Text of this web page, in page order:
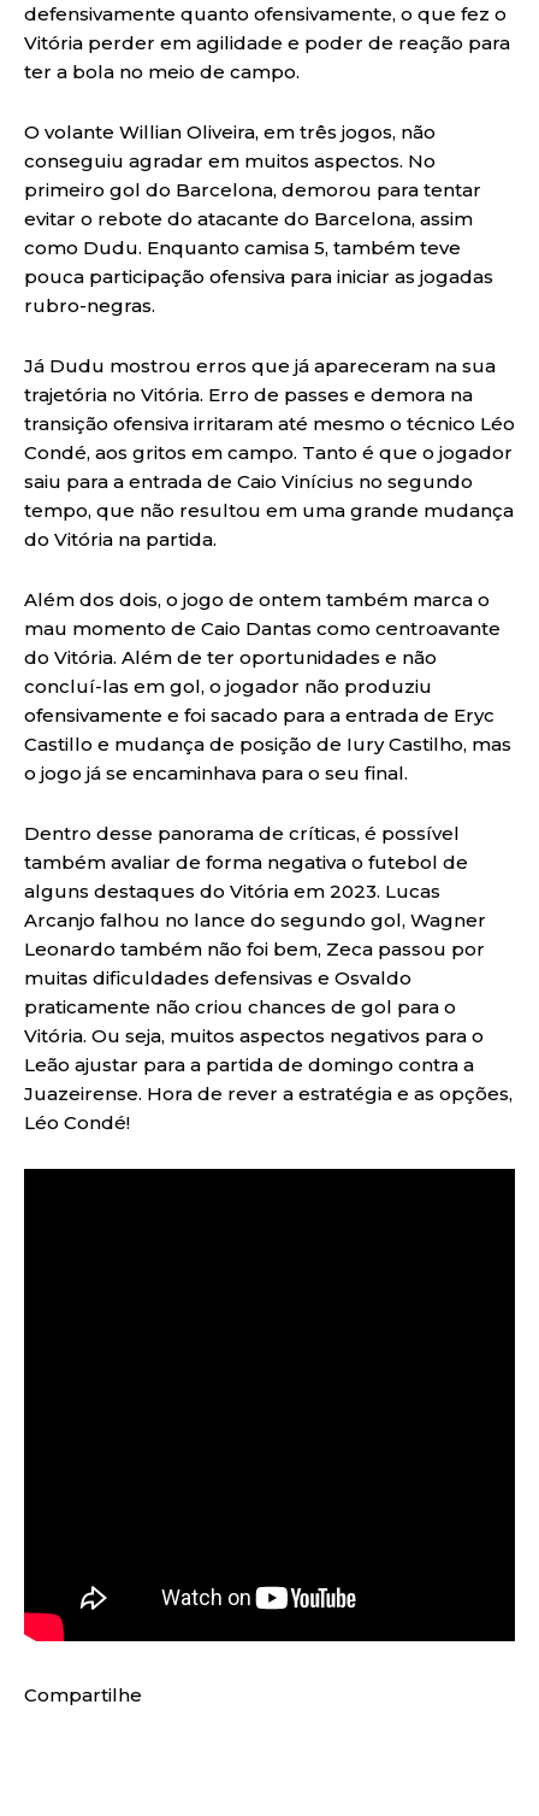
defensivamente quanto ofensivamente, o que fez o
Vitória perder em agilidade e poder de reação para
ter a bola no meio de campo.
O volante Willian Oliveira, em três jogos, não
conseguiu agradar em muitos aspectos. No
primeiro gol do Barcelona, demorou para tentar
evitar o rebote do atacante do Barcelona, assim
como Dudu. Enquanto camisa 5, também teve
pouca participação ofensiva para iniciar as jogadas
rubro-negras.
Já Dudu mostrou erros que já apareceram na sua
trajetória no Vitória. Erro de passes e demora na
transição ofensiva irritaram até mesmo o técnico Léo
Condé, aos gritos em campo. Tanto é que o jogador
saiu para a entrada de Caio Vinícius no segundo
tempo, que não resultou em uma grande mudança
do Vitória na partida.
Além dos dois, o jogo de ontem também marca o
mau momento de Caio Dantas como centroavante
do Vitória. Além de ter oportunidades e não
concluí-las em gol, o jogador não produziu
ofensivamente e foi sacado para a entrada de Eryc
Castillo e mudança de posição de Iury Castilho, mas
o jogo já se encaminhava para o seu final.
Dentro desse panorama de críticas, é possível
também avaliar de forma negativa o futebol de
alguns destaques do Vitória em 2023. Lucas
Arcanjo falhou no lance do segundo gol, Wagner
Leonardo também não foi bem, Zeca passou por
muitas dificuldades defensivas e Osvaldo
praticamente não criou chances de gol para o
Vitória. Ou seja, muitos aspectos negativos para o
Leão ajustar para a partida de domingo contra a
Juazeirense. Hora de rever a estratégia e as opções,
Léo Condé!
Compartilhe